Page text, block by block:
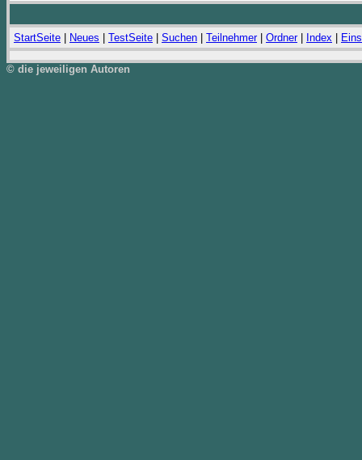
StartSeite Neues TestSeite Suchen Teilnehmer| Ordner| Index
© die jeweiligen Autoren